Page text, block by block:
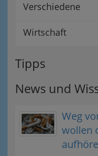
Verschiedene
Wirtschaft
Tipps
News und
Weg
wollen